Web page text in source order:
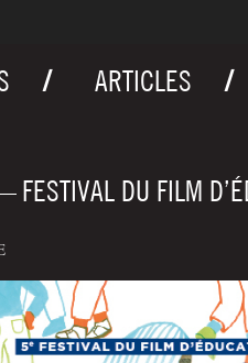
ARTICLES
FESTIVAL DU FILM